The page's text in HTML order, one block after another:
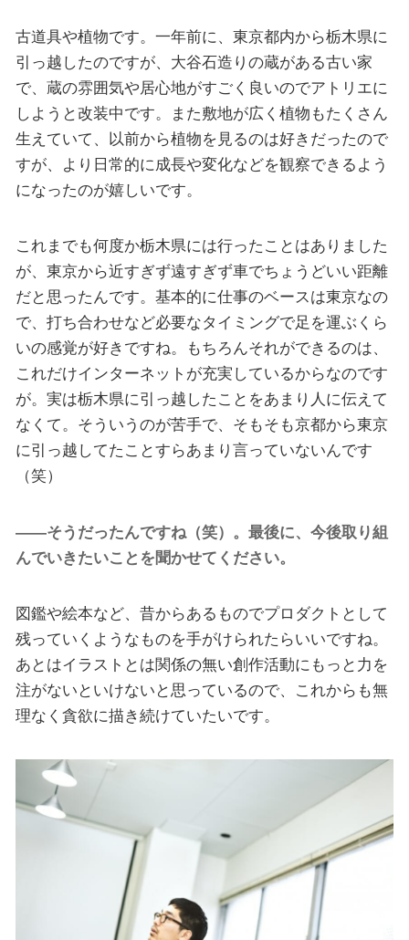
古道具や植物です。一年前に、東京都内から栃木県に
引っ越したのですが、大谷石造りの蔵がある古い家
で、蔵の雰囲気や居心地がすごく良いのでアトリエに
しようと改装中です。また敷地が広く植物もたくさん
生えていて、以前から植物を見るのは好きだったので
すが、より日常的に成長や変化などを観察できるよう
になったのが嬉しいです。
これまでも何度か栃木県には行ったことはありました
が、東京から近すぎず遠すぎず車でちょうどいい距離
だと思ったんです。基本的に仕事のベースは東京なの
で、打ち合わせなど必要なタイミングで足を運ぶくら
いの感覚が好きですね。もちろんそれができるのは、
これだけインターネットが充実しているからなのです
が。実は栃木県に引っ越したことをあまり人に伝えて
なくて。そういうのが苦手で、そもそも京都から東京
に引っ越してたことすらあまり言っていないんです
（笑）
――そうだったんですね（笑）。最後に、今後取り組
んでいきたいことを聞かせてください。
図鑑や絵本など、昔からあるものでプロダクトとして
残っていくようなものを手がけられたらいいですね。
あとはイラストとは関係の無い創作活動にもっと力を
注がないといけないと思っているので、これからも無
理なく貪欲に描き続けていたいです。